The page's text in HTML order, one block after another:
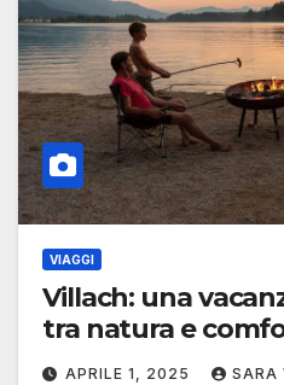
VIAGGI
Villach: una
tra natura e
APRILE 1, 2025 SARA